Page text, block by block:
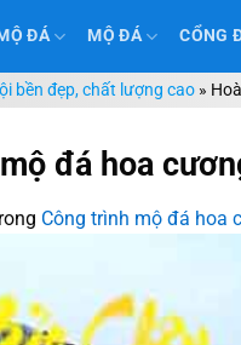
ĐÁ MỘ ĐÁ CỔNG
bền đẹp, chất lượng cao »
đá hoa
Công trình mộ đá hoa